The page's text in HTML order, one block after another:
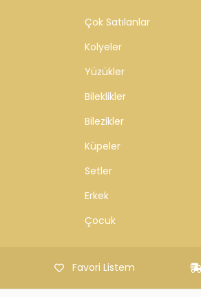
Çok Satılanlar
Kolyeler
Yüzükler
Bileklikler
Bilezikler
Küpeler
Setler
Erkek
Çocuk
Favori Listem